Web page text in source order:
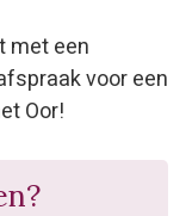
met een
voor een
Oor!